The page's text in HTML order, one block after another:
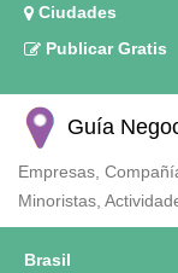
Ciudades
Publicar Gratis
Guía
Empresas,
Minoristas,
Brasil